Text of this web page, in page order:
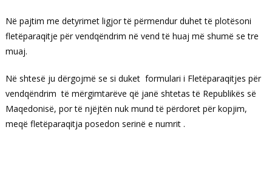
Në pajtim me detyrimet ligjor të përmendur duhet të plotësoni
fletëparaqitje për vendqëndrim në vend të huaj më shumë se tre
muaj.
Në shtesë ju dërgojmë se si duket formulari i Fletëparaqitjes për
vendqëndrim të mërgimtarëve që janë shtetas të Republikës së
Maqedonisë, por të njëjtën nuk mund të përdoret për kopjim,
meqë fletëparaqitja posedon serinë e numrit .